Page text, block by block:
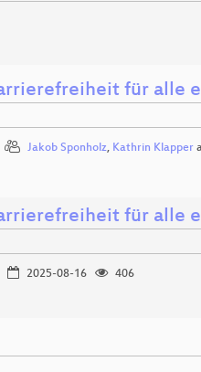
für alle
Jakob Sponholz, Kathrin Klapper
für alle
2025-08-16
406